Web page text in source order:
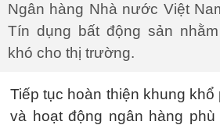
Ngân hàng Nhà nước Việt
Tín dụng bất động sản
khó cho thị trường.
Tiếp tục hoàn thiện khung
và hoạt động ngân hàng